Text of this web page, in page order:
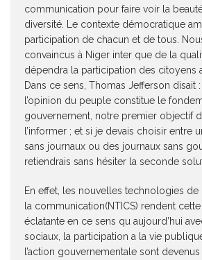
communication pour faire voir la
diversité. Le contexte démocratique
participation de chacun et de tous.
convaincus à Niger inter que de la
dépendra la participation des citoyens
Dans ce sens, Thomas Jefferson disait
l’opinion du peuple constitue le
gouvernement, notre premier objectif
l’informer ; et si je devais choisir entre
sans journaux ou des journaux sans
retiendrais sans hésiter la seconde
En effet, les nouvelles technologies de
la communication(NTICS) rendent
éclatante en ce sens qu aujourd’hui
sociaux, la participation a la vie
l’action gouvernementale sont devenus